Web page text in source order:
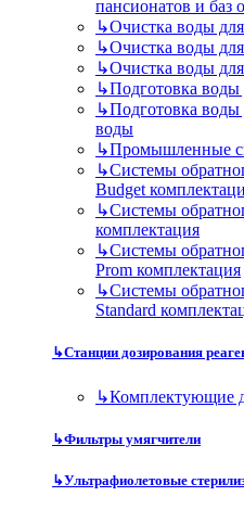
пансионатов и баз
↳Очистка воды
↳Очистка воды
↳Очистка воды
↳Подготовка воды
↳Подготовка воды
воды
↳Промышленные
↳Системы
Budget
↳Системы
комплектация
↳Системы
Prom комплектация
↳Системы
Standard
↳Станции дозирования
↳Комплектующие
↳Фильтры умягчители
↳Ультрафиолетовые